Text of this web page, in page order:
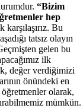
“Bizim
hep
Bu
tatsız olayın
gelen bu
ilk
değer verdiğimizi
önündeki en
olarak,
mümkün.